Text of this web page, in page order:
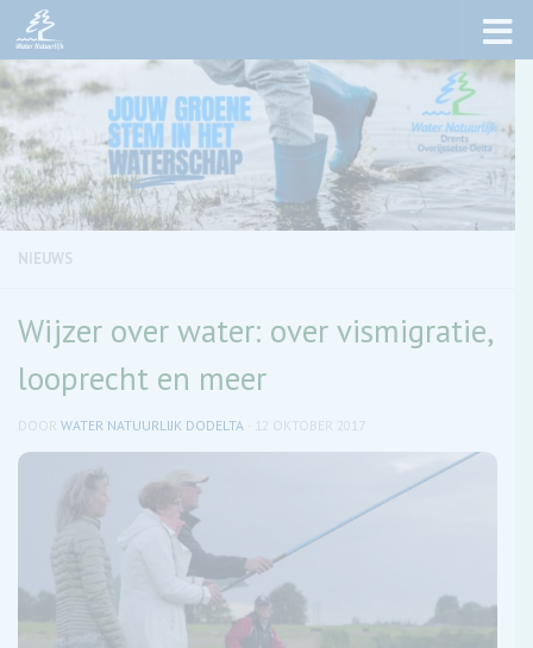
Skip to content
NIEUWS
Wijzer over water: over vismigratie,
looprecht en meer
DOOR WATER NATUURLIJK DODELTA 12 OKTOBER 2017